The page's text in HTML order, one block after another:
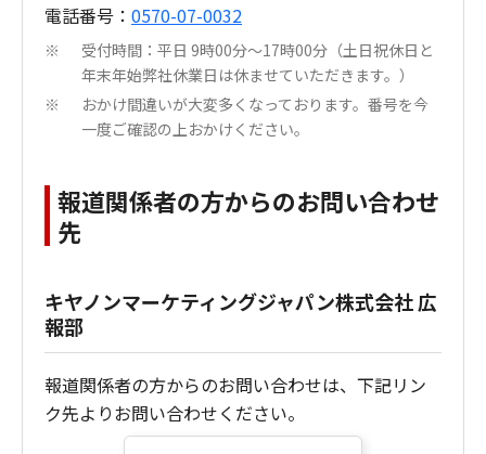
電話番号： 0570-07-0032
※
受付時間：平日 9時00分～17時00分（土日祝休日と
年末年始弊社休業日は休ませていただきます。）
※
おかけ間違いが大変多くなっております。番号を今
一度ご確認の上おかけください。
報道関係者の方からのお問い合わせ
先
キヤノンマーケティングジャパン株式会社 広
報部
報道関係者の方からのお問い合わせは、下記リン
ク先よりお問い合わせください。